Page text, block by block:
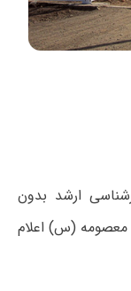
ارشد بدون
حضرت معصومه (س) اعلام